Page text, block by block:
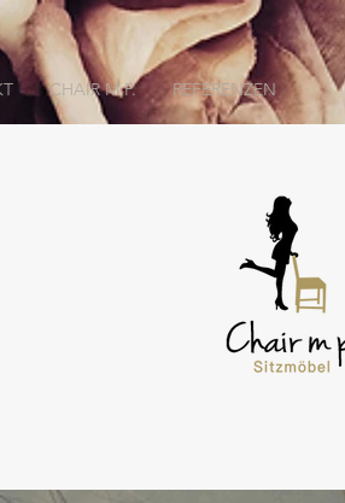
CHAIR M.P. REFERENZEN